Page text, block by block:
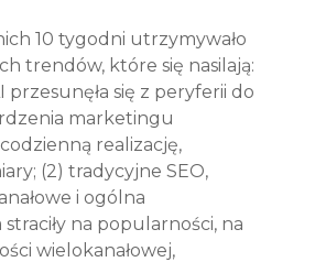
10 tygodni utrzymywało
trendów, które się nasilają:
przesunęła się z peryferii do
marketingu
realizację,
(2) tradycyjne SEO,
i ogólna
na popularności, na
wielokanałowej,